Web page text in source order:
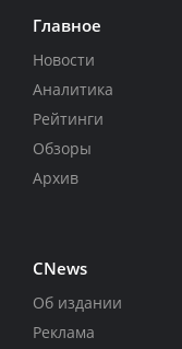
Главное
Новости
Аналитика
Рейтинги
Обзоры
Архив
CNews
Об издании
Реклама